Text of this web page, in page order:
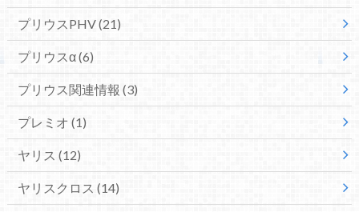
プリウスPHV(21)
プリウスα(6)
プリウス関連情報 (3)
プレミオ (1)
ヤリス (12)
ヤリスクロス (14)